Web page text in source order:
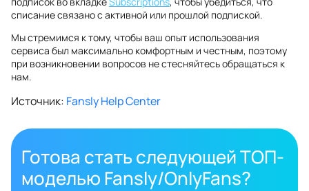
списание связано с активной или прошлой подпиской.
Мы стремимся к тому, чтобы ваш опыт использования
сервиса был максимально комфортным и честным, поэтому
при возникновении вопросов не стесняйтесь обращаться к
нам.
Источник: Fansly Help Center
Готова стать следующей ТОП-
моделью Fansly/OnlyFans?